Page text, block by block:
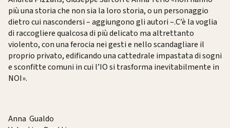
più una storia che non sia la loro storia, o un personaggio
dietro cui nascondersi – aggiungono gli autori –.C’è la voglia
di raccogliere qualcosa di più delicato ma altrettanto
violento, con una ferocia nei gesti e nello scandagliare il
proprio privato, edificando una cattedrale impastata di sogni
e sconfitte comuni in cui l’IO si trasforma inevitabilmente in
NOI».
Anna Gualdo